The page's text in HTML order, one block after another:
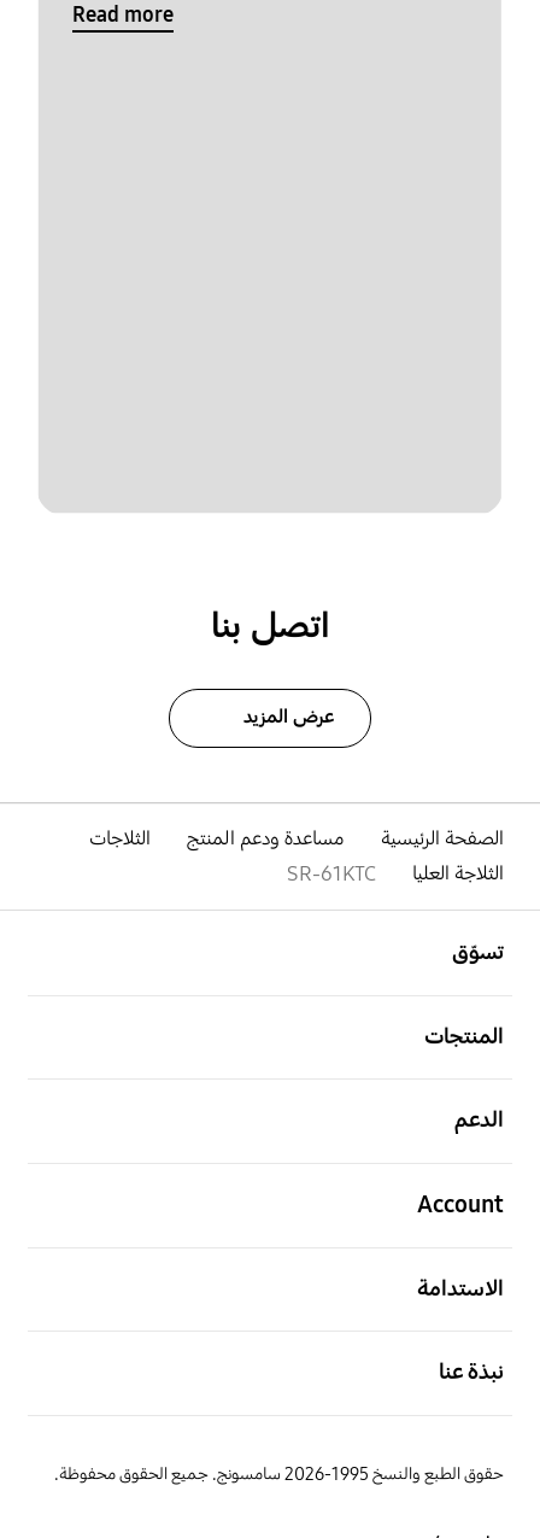
Read more
اتصل بنا
عرض المزيد
الصفحة الرئيسية مساعدة ودعم المنتج
الثلاجات
الثلاجة العليا
SR-61KTC
تسوّق
المنتجات
الدعم
Account
الاستدامة
نبذة عنا
حقوق الطبع والنسخ 1995-2026 سامسونج. جميع الحقوق محفوظة.